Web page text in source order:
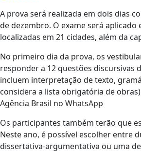
A prova será realizada em dois dias
de dezembro. O exame será aplicado
localizadas em 21 cidades, além da
No primeiro dia da prova, os
responder a 12 questões discursivas
incluem interpretação de texto,
considera a lista obrigatória de
Agência Brasil no WhatsApp
Os participantes também terão que
Neste ano, é possível escolher entre
dissertativa-argumentativa ou uma